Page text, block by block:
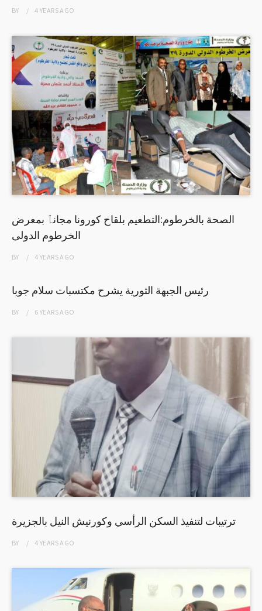
BY 4 YEARSAGO
الصحة بالخرطوم:التطعيم بلقاح كورونا مجانٱ بمعرض
الخرطوم الدولى
BY 4 YEARSAGO
رئيس الجبهة الثورية يشرح مكتسبات سلام جوبا
BY 6 YEARSAGO
ترتيبات لتنفيذ السكن الرأسي وكورنيش النيل بالجزيرة
BY 4 YEARSAGO